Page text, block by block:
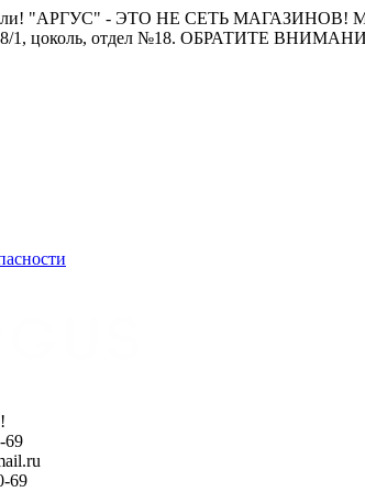
"АРГУС" - ЭТО НЕ СЕТЬ МАГАЗИНОВ!
1, цоколь, отдел №18. ОБРАТИТЕ
69
69